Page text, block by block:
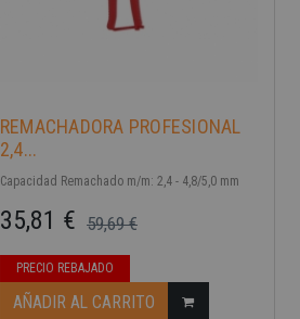
REMACHADORA PROFESIONAL
2,4...
Capacidad Remachado m/m: 2,4 - 4,8/5,0 mm
59,69 €
35,81 €
PRECIO REBAJADO
AÑADIR AL CARRITO